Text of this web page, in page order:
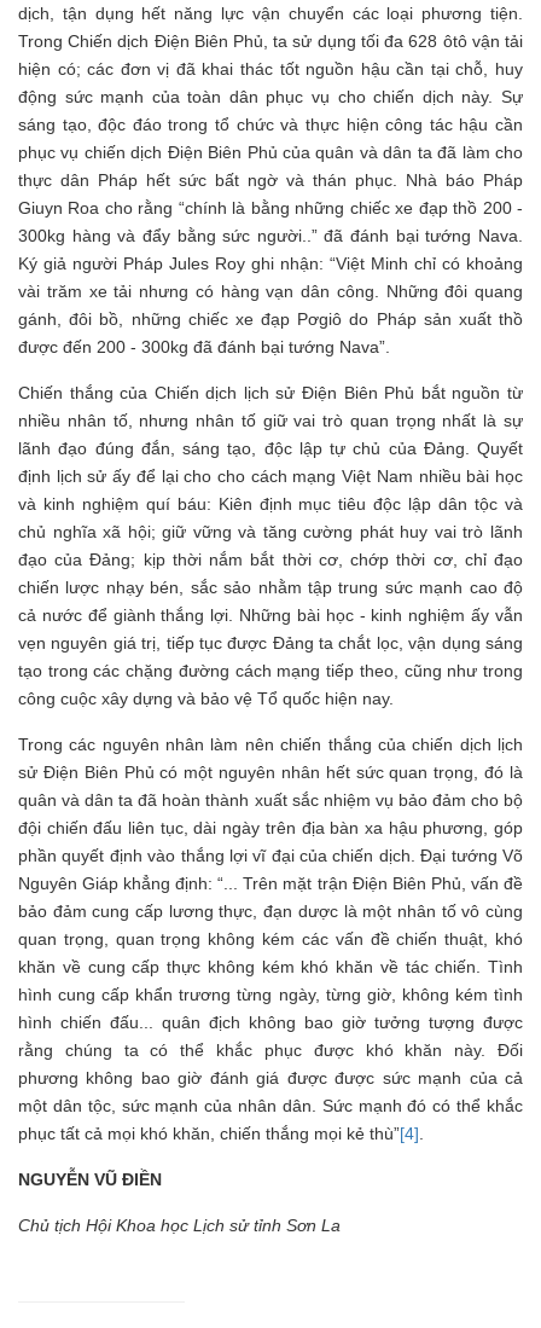
dịch, tận dụng hết năng lực vận chuyển các loại phương tiện.
Trong Chiến dịch Điện Biên Phủ, ta sử dụng tối đa 628 ôtô vận tải
hiện có; các đơn vị đã khai thác tốt nguồn hậu cần tại chỗ, huy
động sức mạnh của toàn dân phục vụ cho chiến dịch này. Sự
sáng tạo, độc đáo trong tổ chức và thực hiện công tác hậu cần
phục vụ chiến dịch Điện Biên Phủ của quân và dân ta đã làm cho
thực dân Pháp hết sức bất ngờ và thán phục. Nhà báo Pháp
Giuyn Roa cho rằng “chính là bằng những chiếc xe đạp thồ 200 -
300kg hàng và đẩy bằng sức người..” đã đánh bại tướng Nava.
Ký giả người Pháp Jules Roy ghi nhận: “Việt Minh chỉ có khoảng
vài trăm xe tải nhưng có hàng vạn dân công. Những đôi quang
gánh, đôi bồ, những chiếc xe đạp Pơgiô do Pháp sản xuất thồ
được đến 200 - 300kg đã đánh bại tướng Nava”.
Chiến thắng của Chiến dịch lịch sử Điện Biên Phủ bắt nguồn từ
nhiều nhân tố, nhưng nhân tố giữ vai trò quan trọng nhất là sự
lãnh đạo đúng đắn, sáng tạo, độc lập tự chủ của Đảng. Quyết
định lịch sử ấy để lại cho cho cách mạng Việt Nam nhiều bài học
và kinh nghiệm quí báu: Kiên định mục tiêu độc lập dân tộc và
chủ nghĩa xã hội; giữ vững và tăng cường phát huy vai trò lãnh
đạo của Đảng; kịp thời nắm bắt thời cơ, chớp thời cơ, chỉ đạo
chiến lược nhạy bén, sắc sảo nhằm tập trung sức mạnh cao độ
cả nước để giành thắng lợi. Những bài học - kinh nghiệm ấy vẫn
vẹn nguyên giá trị, tiếp tục được Đảng ta chắt lọc, vận dụng sáng
tạo trong các chặng đường cách mạng tiếp theo, cũng như trong
công cuộc xây dựng và bảo vệ Tổ quốc hiện nay.
Trong các nguyên nhân làm nên chiến thắng của chiến dịch lịch
sử Điện Biên Phủ có một nguyên nhân hết sức quan trọng, đó là
quân và dân ta đã hoàn thành xuất sắc nhiệm vụ bảo đảm cho bộ
đội chiến đấu liên tục, dài ngày trên địa bàn xa hậu phương, góp
phần quyết định vào thắng lợi vĩ đại của chiến dịch. Đại tướng Võ
Nguyên Giáp khẳng định: “... Trên mặt trận Điện Biên Phủ, vấn đề
bảo đảm cung cấp lương thực, đạn dược là một nhân tố vô cùng
quan trọng, quan trọng không kém các vấn đề chiến thuật, khó
khăn về cung cấp thực không kém khó khăn về tác chiến. Tình
hình cung cấp khẩn trương từng ngày, từng giờ, không kém tình
hình chiến đấu... quân địch không bao giờ tưởng tượng được
rằng chúng ta có thể khắc phục được khó khăn này. Đối
phương không bao giờ đánh giá được được sức mạnh của cả
một dân tộc, sức mạnh của nhân dân. Sức mạnh đó có thể khắc
phục tất cả mọi khó khăn, chiến thắng mọi kẻ thù”[4]
NGUYỄN VŨ ĐIỀN
Chủ tịch Hội Khoa học Lịch sử tỉnh Sơn La